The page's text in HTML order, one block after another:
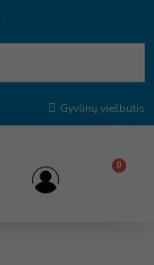
Gyvūnų viešbutis
0